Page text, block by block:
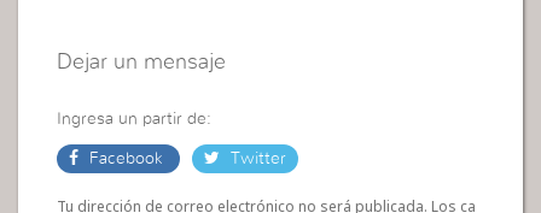
Dejar un mensaje
Ingresa un partir de:
Facebook Twitter
Tu dirección de correo electrónico no será publicada. Los ca